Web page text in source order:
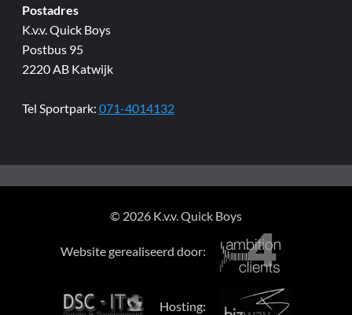
Postadres
K.v.v. Quick Boys
Postbus 95
2220 AB Katwijk
Tel Sportpark: 071-4014132
© 2026 K.v.v. Quick Boys
Website gerealiseerd door:
Hosting: